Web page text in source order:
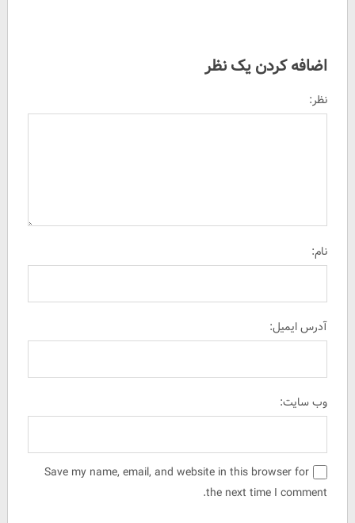
اضافه کردن یک نظر
نظر:
نام:
آدرس ایمیل:
وب سایت:
Save my name, email, and website in this browser for
the next time I comment.